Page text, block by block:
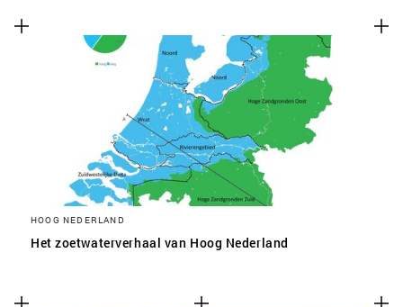
HOOG NEDERLAND
Het zoetwaterverhaal van Hoog Nederland
SLA VOORKEUREN OP